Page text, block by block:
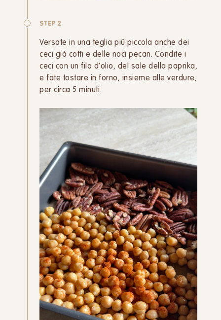
STEP 2
Versate in una teglia più piccola anche dei
ceci già cotti e delle noci pecan. Condite i
ceci con un filo d’olio, del sale della paprika,
e fate tostare in forno, insieme alle verdure,
per circa 5 minuti.